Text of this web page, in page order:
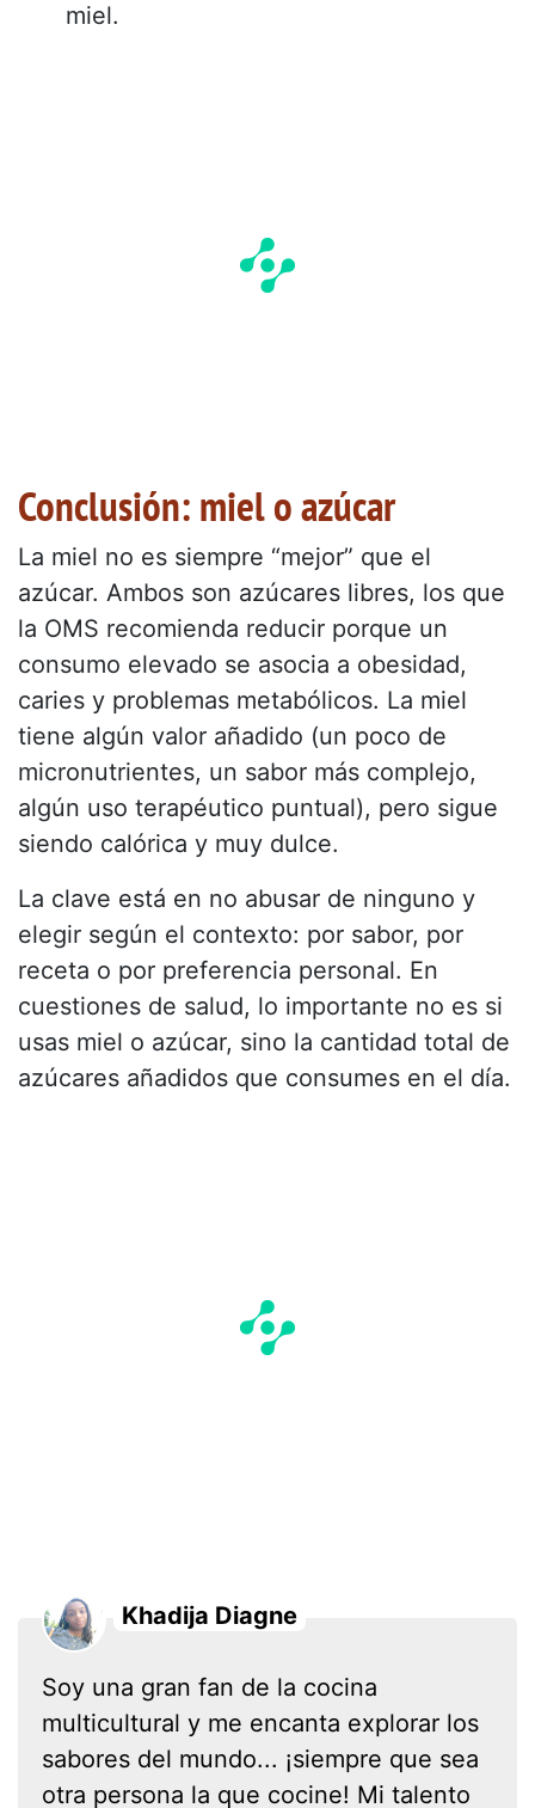
miel.
Conclusión: miel o azúcar
La miel no es siempre “mejor” que el
azúcar. Ambos son azúcares libres, los que
la OMS recomienda reducir porque un
consumo elevado se asocia a obesidad,
caries y problemas metabólicos. La miel
tiene algún valor añadido (un poco de
micronutrientes, un sabor más complejo,
algún uso terapéutico puntual), pero sigue
siendo calórica y muy dulce.
La clave está en no abusar de ninguno y
elegir según el contexto: por sabor, por
receta o por preferencia personal. En
cuestiones de salud, lo importante no es si
usas miel o azúcar, sino la cantidad total de
azúcares añadidos que consumes en el día.
Khadija Diagne
Soy una gran fan de la cocina
multicultural y me encanta explorar los
sabores del mundo... ¡siempre que sea
otra persona la que cocine! Mi talento